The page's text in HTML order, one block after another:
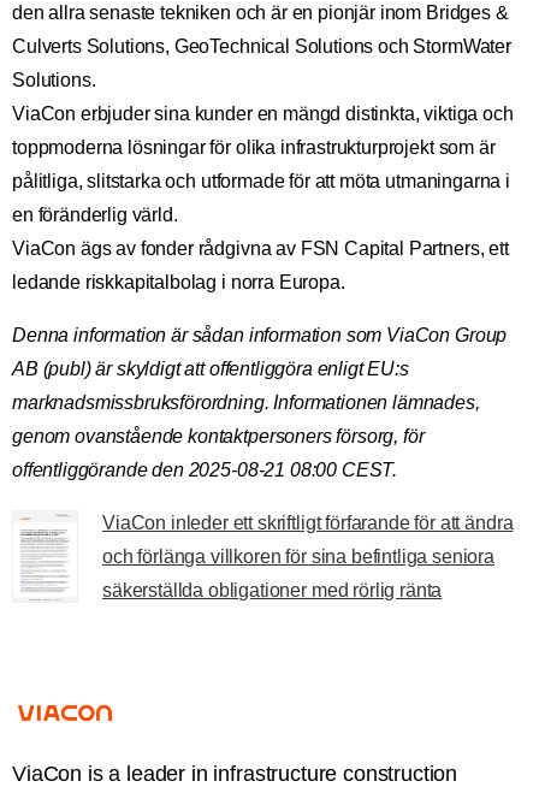
den allra senaste tekniken och är en pionjär inom Bridges &
Culverts Solutions, GeoTechnical Solutions och StormWater
Solutions.
ViaCon erbjuder sina kunder en mängd distinkta, viktiga och
toppmoderna lösningar för olika infrastrukturprojekt som är
pålitliga, slitstarka och utformade för att möta utmaningarna i
en föränderlig värld.
ViaCon ägs av fonder rådgivna av FSN Capital Partners, ett
ledande riskkapitalbolag i norra Europa.
Denna information är sådan information som ViaCon Group
AB (publ) är skyldigt att offentliggöra enligt EU:s
marknadsmissbruksförordning. Informationen lämnades,
genom ovanstående kontaktpersoners försorg, för
offentliggörande den 2025-08-21 08:00 CEST.
ViaCon inleder ett skriftligt förfarande för att ändra
och förlänga villkoren för sina befintliga seniora
säkerställda obligationer med rörlig ränta
ViaCon is a leader in infrastructure construction